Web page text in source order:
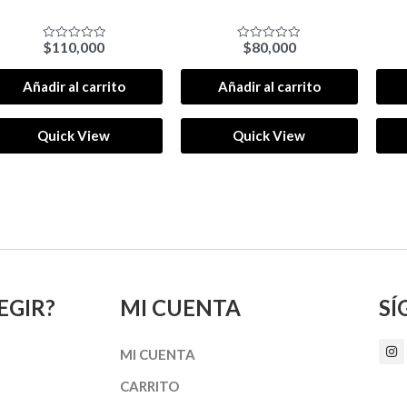
Valorado
0
de
5
$110,000
Añadir al carrito
Quick View
Valorado
0
de
5
$80,000
Añadir al carrito
Quick View
MI CUENTA
MI CUENTA
CARRITO
I
n